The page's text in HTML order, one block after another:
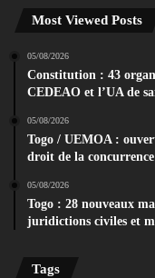
Most Viewed Posts
05/08/2026
Constitution : 43
CEDEAO et l’UA de
05/08/2026
Togo / UEMOA :
droit de la concurrence
05/08/2026
Togo : 28 nouveaux
juridictions civiles et
Tags